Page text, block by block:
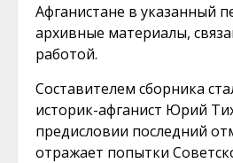
Афганистане в указанный
архивные материалы,
работой.
Составителем сборника
историк-афганист Юрий
предисловии последний
отражает попытки